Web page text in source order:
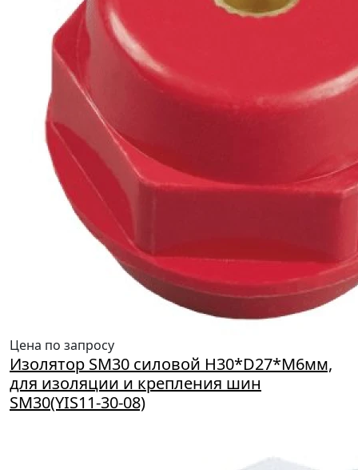
Цена по запросу
Изолятор SM30 силовой H30*D27*M6мм,
для изоляции и крепления шин
SM30(YIS11-30-08)